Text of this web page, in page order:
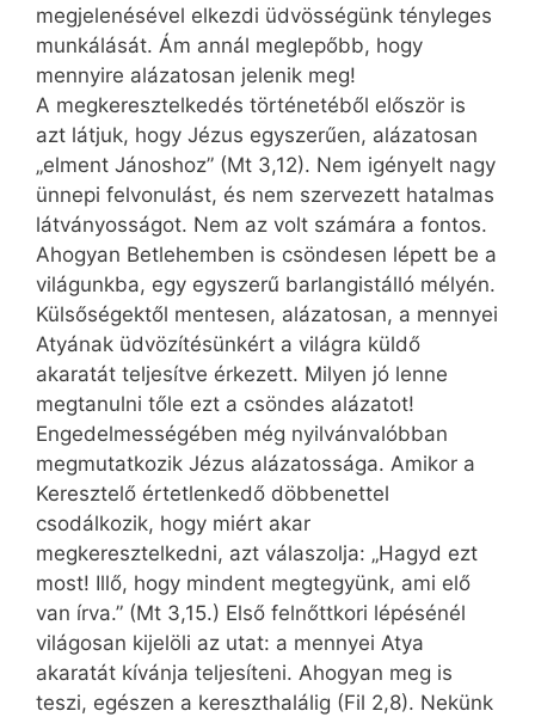
megjelenésével elkezdi üdvösségünk tényleges
munkálását. Ám annál meglepőbb, hogy
mennyire alázatosan jelenik meg!
A megkeresztelkedés történetéből először is
azt látjuk, hogy Jézus egyszerűen, alázatosan
„elment Jánoshoz” (Mt 3,12). Nem igényelt nagy
ünnepi felvonulást, és nem szervezett hatalmas
látványosságot. Nem az volt számára a fontos.
Ahogyan Betlehemben is csöndesen lépett be a
világunkba, egy egyszerű barlangistálló mélyén.
Külsőségektől mentesen, alázatosan, a mennyei
Atyának üdvözítésünkért a világra küldő
akaratát teljesítve érkezett. Milyen jó lenne
megtanulni tőle ezt a csöndes alázatot!
Engedelmességében még nyilvánvalóbban
megmutatkozik Jézus alázatossága. Amikor a
Keresztelő értetlenkedő döbbenettel
csodálkozik, hogy miért akar
megkeresztelkedni, azt válaszolja: „Hagyd ezt
most! Illő, hogy mindent megtegyünk, ami elő
van írva.” (Mt 3,15.) Első felnőttkori lépésénél
világosan kijelöli az utat: a mennyei Atya
akaratát kívánja teljesíteni. Ahogyan meg is
teszi, egészen a kereszthalálig (Fil 2,8). Nekünk